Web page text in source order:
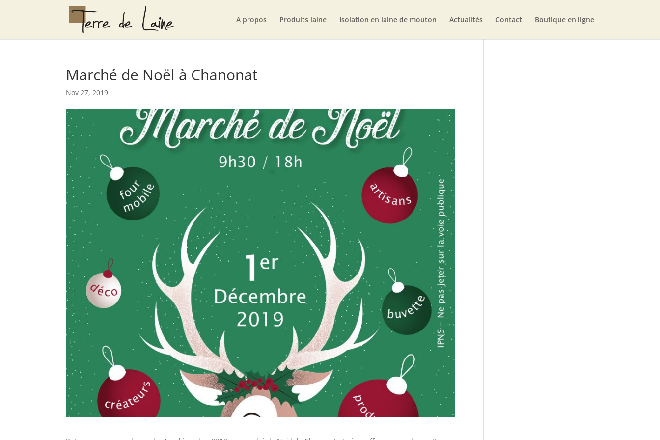
A propos Produits laine Isolation en laine de mouton Actualités Contact Boutique en ligne
Marché de Noël à Chanonat
Nov 27, 2019